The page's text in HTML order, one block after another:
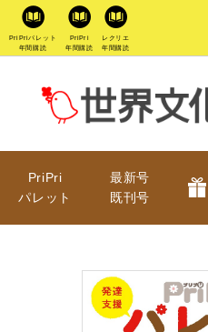
PriPriパレット
年間購読
PriPri
年間購読
レクリエ
年間購読
PriPri
パレット
最新号
既刊号